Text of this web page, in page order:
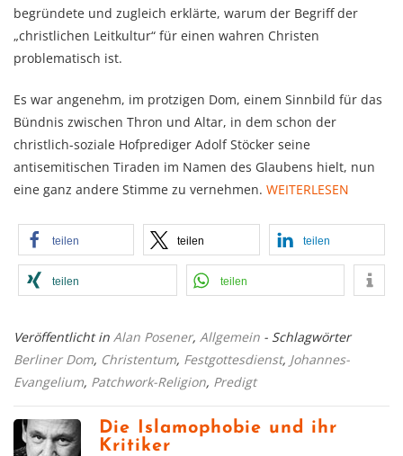
begründete und zugleich erklärte, warum der Begriff der
„christlichen Leitkultur“ für einen wahren Christen
problematisch ist.
Es war angenehm, im protzigen Dom, einem Sinnbild für das
Bündnis zwischen Thron und Altar, in dem schon der
christlich-soziale Hofprediger Adolf Stöcker seine
antisemitischen Tiraden im Namen des Glaubens hielt, nun
eine ganz andere Stimme zu vernehmen. WEITERLESEN
teilen teilen teilen
teilen teilen
Veröffentlicht in Alan Posener, Allgemein - Schlagwörter
Berliner Dom, Christentum, Festgottesdienst, Johannes-
Evangelium, Patchwork-Religion, Predigt
Die Islamophobie und ihr
Kritiker